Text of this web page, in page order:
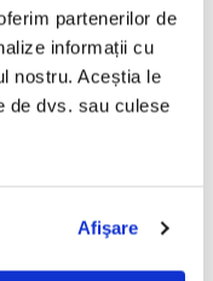
partenerilor de
informații cu
nostru. Aceștia le
de dvs. sau culese
Afişare
250,00 Lei
ADAUGA IN COS